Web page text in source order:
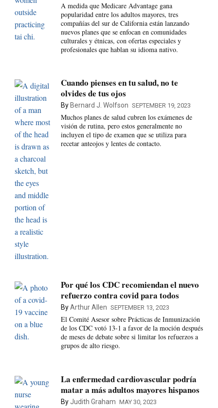
A medida que Medicare Advantage gana
popularidad entre los adultos mayores, tres
compañías del sur de California están lanzando
nuevos planes que se enfocan en comunidades
culturales y étnicas, con ofertas especiales y
profesionales que hablan su idioma nativo.
Cuando pienses en tu salud, no te
olvides de tus ojos
By Bernard J. Wolfson SEPTEMBER 19, 2023
Muchos planes de salud cubren los exámenes de
visión de rutina, pero estos generalmente no
incluyen el tipo de examen que se utiliza para
recetar anteojos y lentes de contacto.
Por qué los CDC recomiendan el nuevo
refuerzo contra covid para todos
ByArthur Allen SEPTEMBER 13, 2023
El Comité Asesor sobre Prácticas de Inmunización
de los CDC votó 13-1 a favor de la moción después
de meses de debate sobre si limitar los refuerzos a
grupos de alto riesgo.
La enfermedad cardiovascular podría
matar a más adultos mayores hispanos
ByJudith Graham MAY 30, 2023